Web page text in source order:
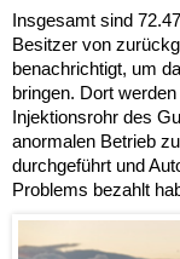
Insgesamt sind
Besitzer von
benachrichtigt, um
bringen. Dort
Injektionsrohr des
anormalen Betrieb
durchgeführt und
Problems bezahlt